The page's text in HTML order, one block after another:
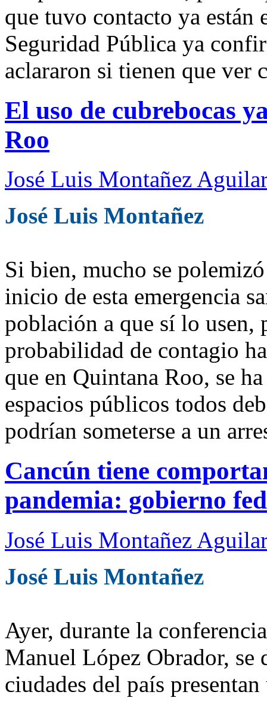
que tuvo contacto ya están
Seguridad Pública ya
aclararon si tienen que ver
El uso de cubrebocas
Roo
José Luis Montañez Aguilar
José Luis Montañez
Si bien, mucho se
inicio de esta emergencia
población a que sí lo usen,
probabilidad de contagio
que en Quintana Roo, se
espacios públicos todos
podrían someterse a un
Cancún tiene
pandemia: gobierno
José Luis Montañez Aguilar
José Luis Montañez
Ayer, durante la
Manuel López Obrador, se
ciudades del país